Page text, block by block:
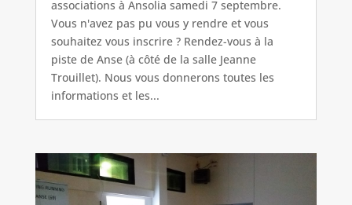
associations à Ansolia samedi 7 septembre.
Vous n'avez pas pu vous y rendre et vous
souhaitez vous inscrire ? Rendez-vous à la
piste de Anse (à côté de la salle Jeanne
Trouillet). Nous vous donnerons toutes les
informations et les...